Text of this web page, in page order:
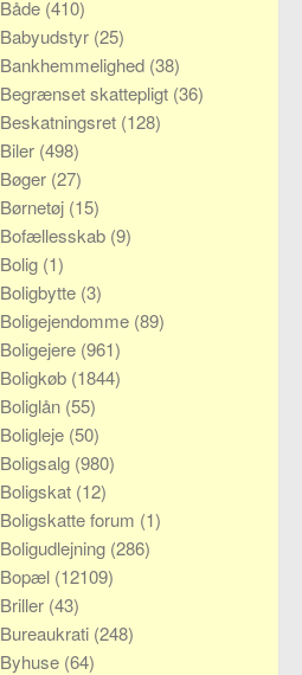
Både (410)
Babyudstyr (25)
Bankhemmelighed (38)
Begrænset skattepligt (36)
Beskatningsret (128)
Biler (498)
Bøger (27)
Børnetøj (15)
Bofællesskab (9)
Bolig (1)
Boligbytte (3)
Boligejendomme (89)
Boligejere (961)
Boligkøb (1844)
Boliglån (55)
Boligleje (50)
Boligsalg (980)
Boligskat (12)
Boligskatte forum (1)
Boligudlejning (286)
Bopæl (12109)
Briller (43)
Bureaukrati (248)
Byhuse (64)